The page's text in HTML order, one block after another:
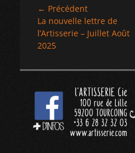
Navigation
de
l’article
← Précédent
Article
précédent :
La nouvelle lettre de
l’Artisserie – Juillet Août
2025